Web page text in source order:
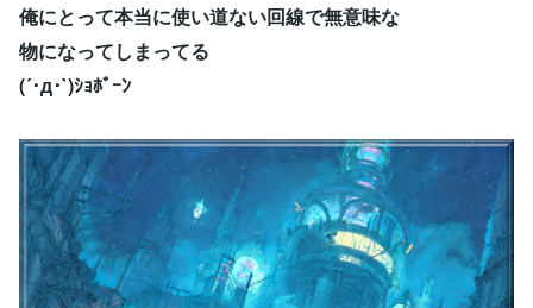
俺にとって本当に使い道ない回線で無意味な
物になってしまってる
(´･д･`)ｼｮﾎﾞｰﾝ